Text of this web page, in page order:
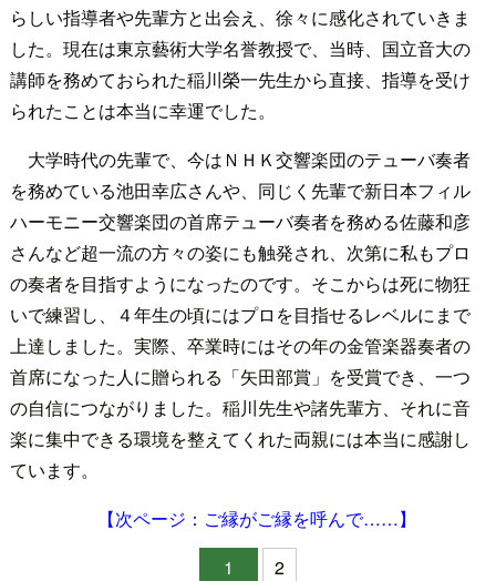
らしい指導者や先輩方と出会え、徐々に感化されていきま
した。現在は東京藝術大学名誉教授で、当時、国立音大の
講師を務めておられた稲川榮一先生から直接、指導を受け
られたことは本当に幸運でした。
大学時代の先輩で、今はＮＨＫ交響楽団のテューバ奏者
を務めている池田幸広さんや、同じく先輩で新日本フィル
ハーモニー交響楽団の首席テューバ奏者を務める佐藤和彦
さんなど超一流の方々の姿にも触発され、次第に私もプロ
の奏者を目指すようになったのです。そこからは死に物狂
いで練習し、４年生の頃にはプロを目指せるレベルにまで
上達しました。実際、卒業時にはその年の金管楽器奏者の
首席になった人に贈られる「矢田部賞」を受賞でき、一つ
の自信につながりました。稲川先生や諸先輩方、それに音
楽に集中できる環境を整えてくれた両親には本当に感謝し
ています。
【次ページ：ご縁がご縁を呼んで……】
1
2